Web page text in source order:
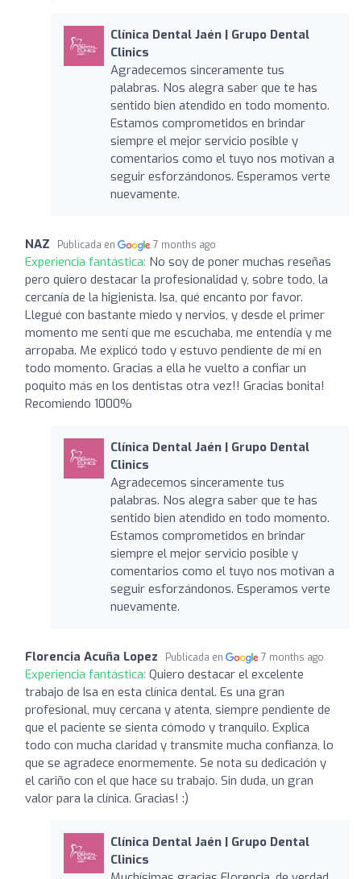
Clínica Dental Jaén | Grupo Dental
Clinics
Agradecemos sinceramente tus
palabras. Nos alegra saber que te has
sentido bien atendido en todo momento.
Estamos comprometidos en brindar
siempre el mejor servicio posible y
comentarios como el tuyo nos motivan a
seguir esforzándonos. Esperamos verte
nuevamente.
NAZ Publicada en 7 months ago
Experiencia fantástica: No soy de poner muchas reseñas
pero quiero destacar la profesionalidad y, sobre todo, la
cercanía de la higienista. Isa, qué encanto por favor.
Llegué con bastante miedo y nervios, y desde el primer
momento me sentí que me escuchaba, me entendía y me
arropaba. Me explicó todo y estuvo pendiente de mí en
todo momento. Gracias a ella he vuelto a confiar un
poquito más en los dentistas otra vez!! Gracias bonita!
Recomiendo 1000%
Clínica Dental Jaén | Grupo Dental
Clinics
Agradecemos sinceramente tus
palabras. Nos alegra saber que te has
sentido bien atendido en todo momento.
Estamos comprometidos en brindar
siempre el mejor servicio posible y
comentarios como el tuyo nos motivan a
seguir esforzándonos. Esperamos verte
nuevamente.
Florencia Acuña Lopez Publicada en 7 months ago
Experiencia fantástica: Quiero destacar el excelente
trabajo de Isa en esta clínica dental. Es una gran
profesional, muy cercana y atenta, siempre pendiente de
que el paciente se sienta cómodo y tranquilo. Explica
todo con mucha claridad y transmite mucha confianza, lo
que se agradece enormemente. Se nota su dedicación y
el cariño con el que hace su trabajo. Sin duda, un gran
valor para la clínica. Gracias! :)
Clínica Dental Jaén | Grupo Dental
Clinics